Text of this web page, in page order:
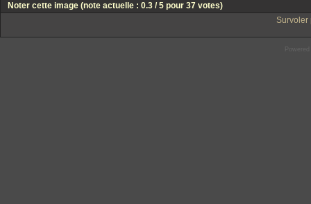
Noter cette image (note actuelle : 0.3 / 5 pour 37 votes)
Survoler